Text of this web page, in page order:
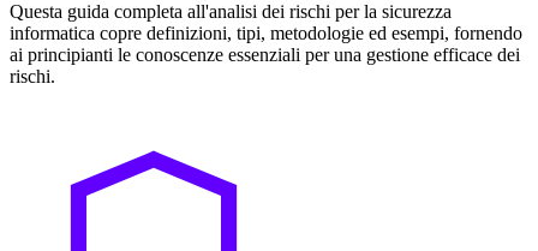
Questa guida completa all'analisi dei rischi per la sicurezza
informatica copre definizioni, tipi, metodologie ed esempi, fornendo
ai principianti le conoscenze essenziali per una gestione efficace dei
rischi.